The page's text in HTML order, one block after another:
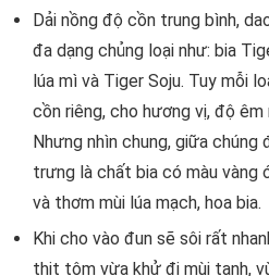
Dải nồng độ cồn trung bình,
đa dạng chủng loại như: bia
lúa mì và Tiger Soju. Tuy mỗi
cồn riêng, cho hương vị, độ
Nhưng nhìn chung, giữa
trưng là chất bia có màu vàng
và thơm mùi lúa mạch, hoa bia.
Khi cho vào đun sẽ sôi rất
thịt tôm vừa khử đi mùi tanh,